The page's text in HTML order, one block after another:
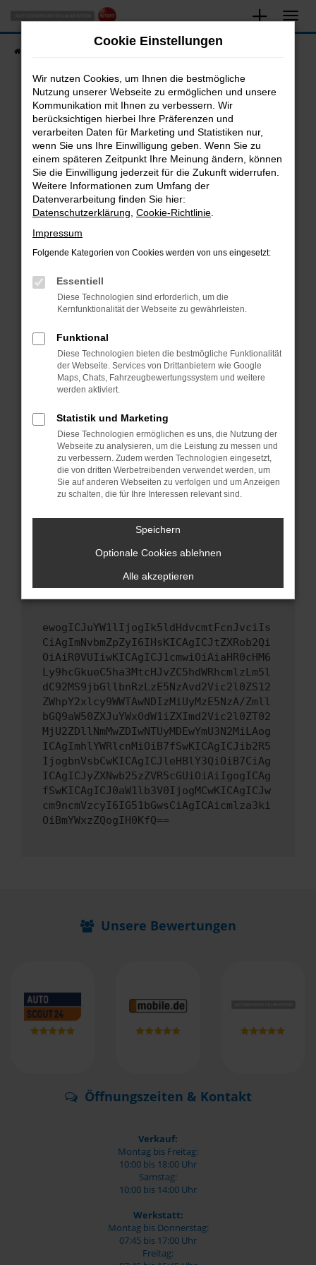
Zum
Hauptinhalt
springen
Fahrzeugsuche
Fehler: Network Error
Beim Laden ist ein Fehler aufgetreten.
Hier sind ein paar Tipps, die dir helfen können:
Überprüfe deine Firewall und deine
Internetverbindung.
Laden andere Webseiten, zum Beispiel deine
Suchmaschine?
Prüfe deine Browsererweiterungen.
können das Laden bestimmter Seiten
verhindern. Funktioniert die Seite in einem
anderen Browser oder in einem privaten
Starte dein Gerät neu.
Das kann manchmal helfen, vorübergehende
Probleme zu beheben.
Betriebssystem auf dem neuesten Stand
sind.
Veraltete Software birgt nicht nur ein
Sicherheitsrisiko, sondern kann auch dazu
führen, dass bestimmte Funktionen nicht mehr
unterstützt werden.
Wende dich an den Webseitenbetreiber.
Wenn du alle oben genannten Schritte versucht
hast, kontaktiere uns bitte. Wir werden
versuchen, das Problem zu beheben. Du kannst
uns diesen Text schicken, um uns bei der
ewogICJuYW1lIjogIk5ldHdvcmtFcnJvciIs
CiAgImNvbmZpZyI6IHsKICAgICJtZXRob2Qi
OiAiR0VUIiwKICAgICJ1cmwiOiAiaHR0cHM6
Ly9hcGkueC5ha3MtcHJvZC5hdWRhcmlzLm5l
dC92MS9jbGllbnRzLzE5NzAvd2Vic2l0ZS12
ZWhpY2xlcy9WWTAwNDIzMiUyMzE5NzA/Zmll
bGQ9aW50ZXJuYWxOdW1iZXImd2Vic2l0ZT02
MjU2ZDllNmMwZDIwNTUyMDEwYmU3N2MiLAog
ICAgImhlYWRlcnMiOiB7fSwKICAgICJib2R5
IjogbnVsbCwKICAgICJleHBlY3QiOiB7CiAg
ICAgICJyZXNwb25zZVR5cGUiOiAiIgogICAg
fSwKICAgICJ0aW1lb3V0IjogMCwKICAgICJw
cm9ncmVzcyI6IG51bGwsCiAgICAicmlza3ki
OiBmYWxzZQogIH0KfQ==
Unsere Bewertungen
Öffnungszeiten & Kontakt
Verkauf:
Montag bis Freitag:
10:00 bis 18:00 Uhr
Samstag:
10:00 bis 14:00 Uhr
Werkstatt:
Montag bis Donnerstag:
07:45 bis 17:00 Uhr
Freitag:
Cookie Einstellungen
Wir nutzen Cookies, um Ihnen die bestmögliche
Nutzung unserer Webseite zu ermöglichen und unsere
Kommunikation mit Ihnen zu verbessern. Wir
berücksichtigen hierbei Ihre Präferenzen und
verarbeiten Daten für Marketing und Statistiken nur,
wenn Sie uns Ihre Einwilligung geben. Wenn Sie zu
einem späteren Zeitpunkt Ihre Meinung ändern, können
Sie die Einwilligung jederzeit für die Zukunft widerrufen.
Weitere Informationen zum Umfang der
Datenverarbeitung finden Sie hier:
Datenschutzerklärung Cookie-Richtlinie
Impressum
Folgende Kategorien von Cookies werden von uns eingesetzt:
Essentiell
Diese Technologien sind erforderlich, um die
Kernfunktionalität der Webseite zu gewährleisten.
Funktional
Diese Technologien bieten die bestmögliche Funktionalität
der Webseite. Services von Drittanbietern wie Google
Maps, Chats, Fahrzeugbewertungssystem und weitere
werden aktiviert.
Statistik und Marketing
Diese Technologien ermöglichen es uns, die Nutzung der
Webseite zu analysieren, um die Leistung zu messen und
zu verbessern. Zudem werden Technologien eingesetzt,
die von dritten Werbetreibenden verwendet werden, um
Sie auf anderen Webseiten zu verfolgen und um Anzeigen
zu schalten, die für Ihre Interessen relevant sind.
Speichern
Optionale Cookies ablehnen
Alle akzeptieren